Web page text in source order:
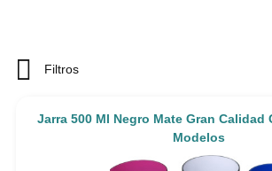
Filtros
Jarra 500 Ml Negro Mate Gran Calidad
Modelos